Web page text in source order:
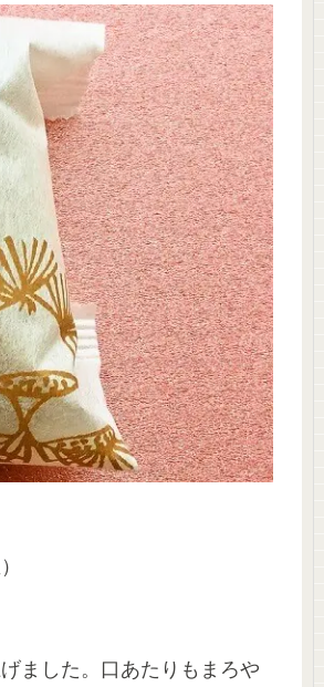
ました。口あたりもまろや